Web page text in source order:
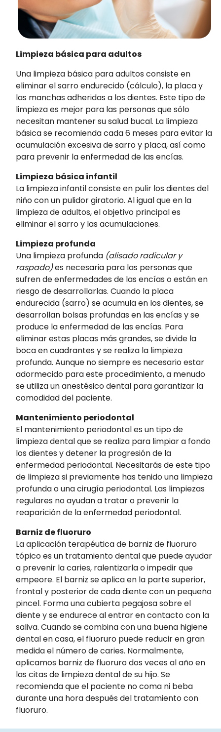
Limpieza básica para adultos
Una limpieza básica para adultos consiste en
eliminar el sarro endurecido (cálculo), la placa y
las manchas adheridas a los dientes. Este tipo de
limpieza es mejor para las personas que sólo
necesitan mantener su salud bucal. La limpieza
básica se recomienda cada 6 meses para evitar la
acumulación excesiva de sarro y placa, así como
para prevenir la enfermedad de las encías.
Limpieza básica infantil
La limpieza infantil consiste en pulir los dientes del
niño con un pulidor giratorio. Al igual que en la
limpieza de adultos, el objetivo principal es
eliminar el sarro y las acumulaciones.
Limpieza profunda
Una limpieza profunda (alisado radicular y
raspado)es necesaria para las personas que
sufren de enfermedades de las encías o están en
riesgo de desarrollarlas. Cuando la placa
endurecida (sarro) se acumula en los dientes, se
desarrollan bolsas profundas en las encías y se
produce la enfermedad de las encías. Para
eliminar estas placas más grandes, se divide la
boca en cuadrantes y se realiza la limpieza
profunda. Aunque no siempre es necesario estar
adormecido para este procedimiento, a menudo
se utiliza un anestésico dental para garantizar la
comodidad del paciente.
Mantenimiento periodontal
El mantenimiento periodontal es un tipo de
limpieza dental que se realiza para limpiar a fondo
los dientes y detener la progresión de la
enfermedad periodontal. Necesitarás de este tipo
de limpieza si previamente has tenido una limpieza
profunda o una cirugía periodontal. Las limpiezas
regulares no ayudan a tratar o prevenir la
reaparición de la enfermedad periodontal.
Barniz de fluoruro
La aplicación terapéutica de barniz de fluoruro
tópico es un tratamiento dental que puede ayudar
a prevenir la caries, ralentizarla o impedir que
empeore. El barniz se aplica en la parte superior,
frontal y posterior de cada diente con un pequeño
pincel. Forma una cubierta pegajosa sobre el
diente y se endurece al entrar en contacto con la
saliva. Cuando se combina con una buena higiene
dental en casa, el fluoruro puede reducir en gran
medida el número de caries. Normalmente,
aplicamos barniz de fluoruro dos veces al año en
las citas de limpieza dental de su hijo. Se
recomienda que el paciente no coma ni beba
durante una hora después del tratamiento con
fluoruro.